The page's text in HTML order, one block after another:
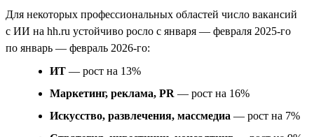
Для некоторых профессиональных областей число вакансий
с ИИ на hh.ru устойчиво росло с января — февраля 2025-го
по январь — февраль 2026-го:
ИТ — рост на 13%
Маркетинг, реклама, PR — рост на 16%
Искусство, развлечения, массмедиа — рост на 7%